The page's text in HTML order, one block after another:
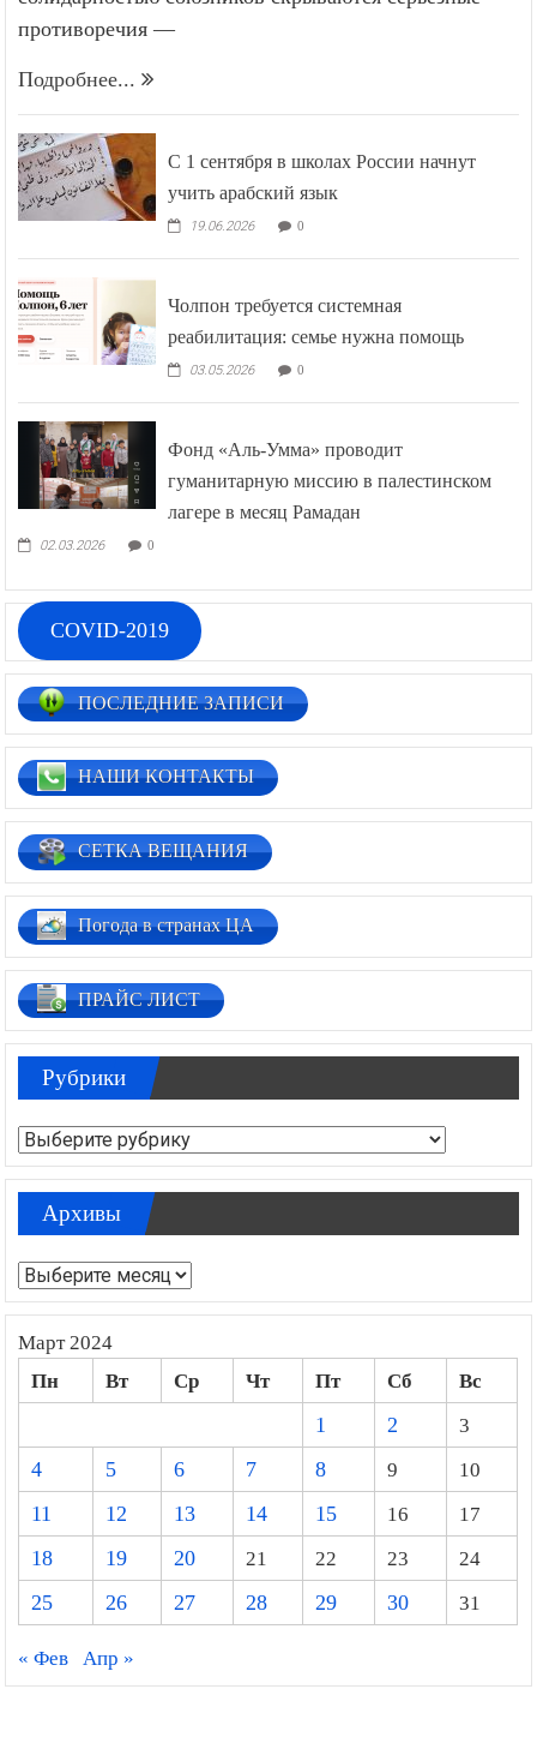
противоречия —
Подробнее...
С 1 сентября в школах России начнут
учить арабский язык
19.06.2026 0
Чолпон требуется системная
реабилитация: семье нужна помощь
03.05.2026 0
Фонд «Аль-Умма» проводит
гуманитарную миссию в палестинском
лагере в месяц Рамадан
02.03.2026 0
COVID-2019
ПОСЛЕДНИЕ ЗАПИСИ
НАШИ КОНТАКТЫ
СЕТКА ВЕЩАНИЯ
Погода в странах ЦА
ПРАЙС ЛИСТ
Рубрики
Рубрики
Архивы
Архивы
Март 2024
Пн Вт Ср Чт Пт Сб
Вс
1
2
3
4
5 6 7 8 9
10
11
12 13 14 15 16
17
18
19 20 21 22 23
24
25
26 27 28 29 30 31
« Фев Апр »